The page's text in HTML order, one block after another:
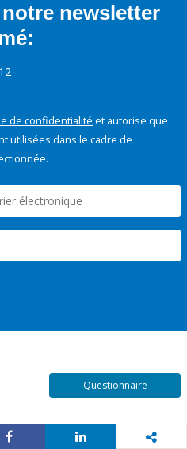
newsletter
de confidentialité et autorise que
utilisées dans le cadre de
Questionnaire